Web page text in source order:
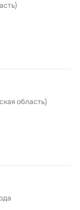
область)